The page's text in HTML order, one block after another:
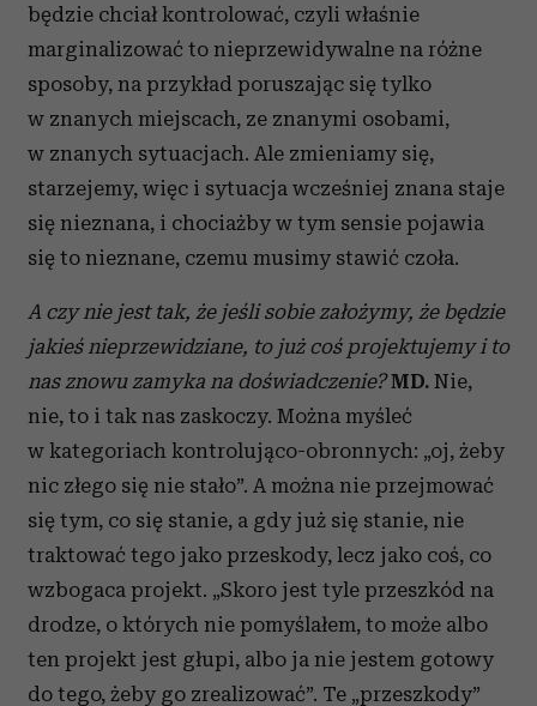
będzie chciał kontrolować, czyli właśnie
marginalizować to nieprzewidywalne na różne
sposoby, na przykład poruszając się tylko
w znanych miejscach, ze znanymi osobami,
w znanych sytuacjach. Ale zmieniamy się,
starzejemy, więc i sytuacja wcześniej znana staje
się nieznana, i chociażby w tym sensie pojawia
się to nieznane, czemu musimy stawić czoła.
A czy nie jest tak, że jeśli sobie założymy, że będzie
jakieś nieprzewidziane, to już coś projektujemy i to
nas znowu zamyka na doświadczenie? MD. Nie,
nie, to i tak nas zaskoczy. Można myśleć
w kategoriach kontrolująco-obronnych: „oj, żeby
nic złego się nie stało”. A można nie przejmować
się tym, co się stanie, a gdy już się stanie, nie
traktować tego jako przeskody, lecz jako coś, co
wzbogaca projekt. „Skoro jest tyle przeszkód na
drodze, o których nie pomyślałem, to może albo
ten projekt jest głupi, albo ja nie jestem gotowy
do tego, żeby go zrealizować”. Te „przeszkody”